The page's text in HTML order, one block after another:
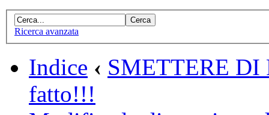
Ricerca avanzata
Indice ‹ SMETTERE DI
fatto!!!